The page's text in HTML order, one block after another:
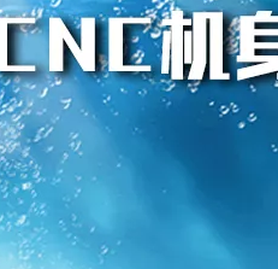
DS-S020A-C -1